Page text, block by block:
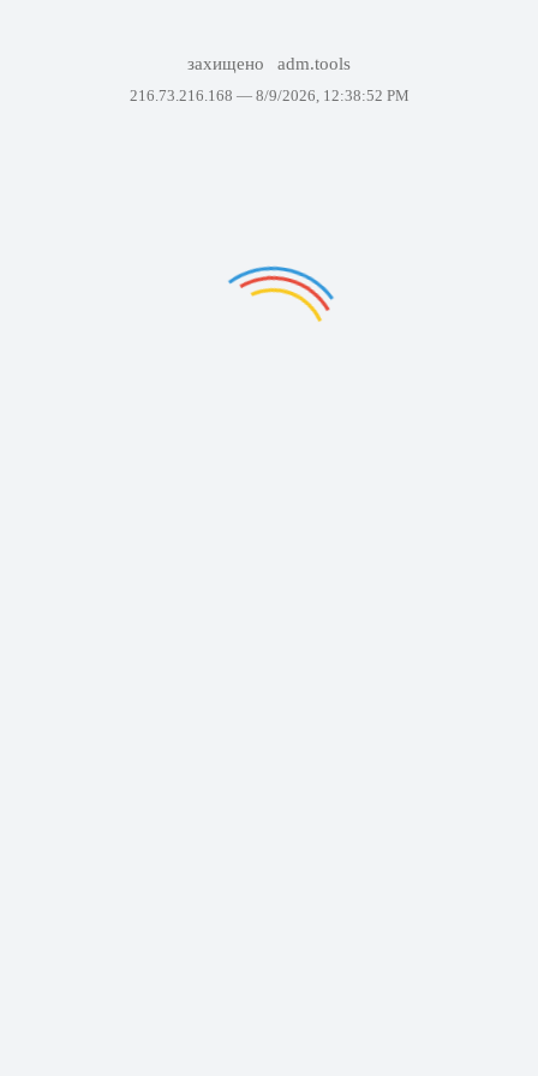
захищено adm.tools
216.73.216.168 — 8/9/2026, 12:38:52 PM